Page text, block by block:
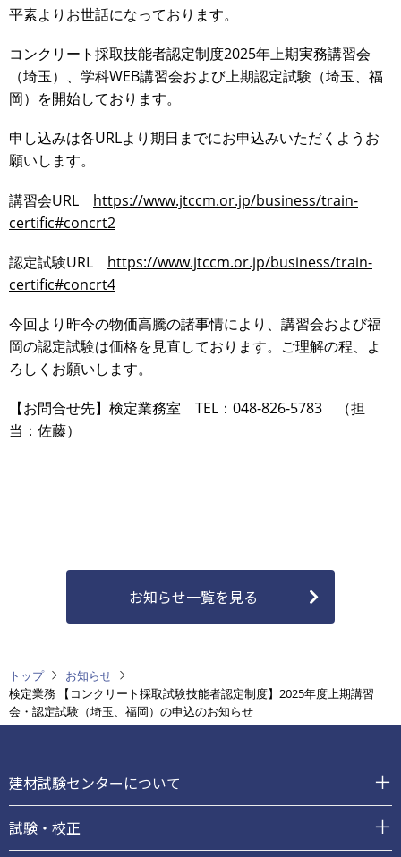
平素よりお世話になっております。
コンクリート採取技能者認定制度2025年上期実務講習会
（埼玉）、学科WEB講習会および上期認定試験（埼玉、福
岡）を開始しております。
申し込みは各URLより期日までにお申込みいただくようお
願いします。
講習会URL https://www.jtccm.or.jp/business/train-
certific#concrt2
認定試験URL https://www.jtccm.or.jp/business/train-
certific#concrt4
今回より昨今の物価高騰の諸事情により、講習会および福
岡の認定試験は価格を見直しております。ご理解の程、よ
ろしくお願いします。
【お問合せ先】検定業務室 TEL：048-826-5783 （担
当：佐藤）
お知らせ一覧を見る
トップ
お知らせ
検定業務 【コンクリート採取試験技能者認定制度】2025年度上期講習
会・認定試験（埼玉、福岡）の申込のお知らせ
ッ
タ
ー
建材試験センターについて
試験・校正